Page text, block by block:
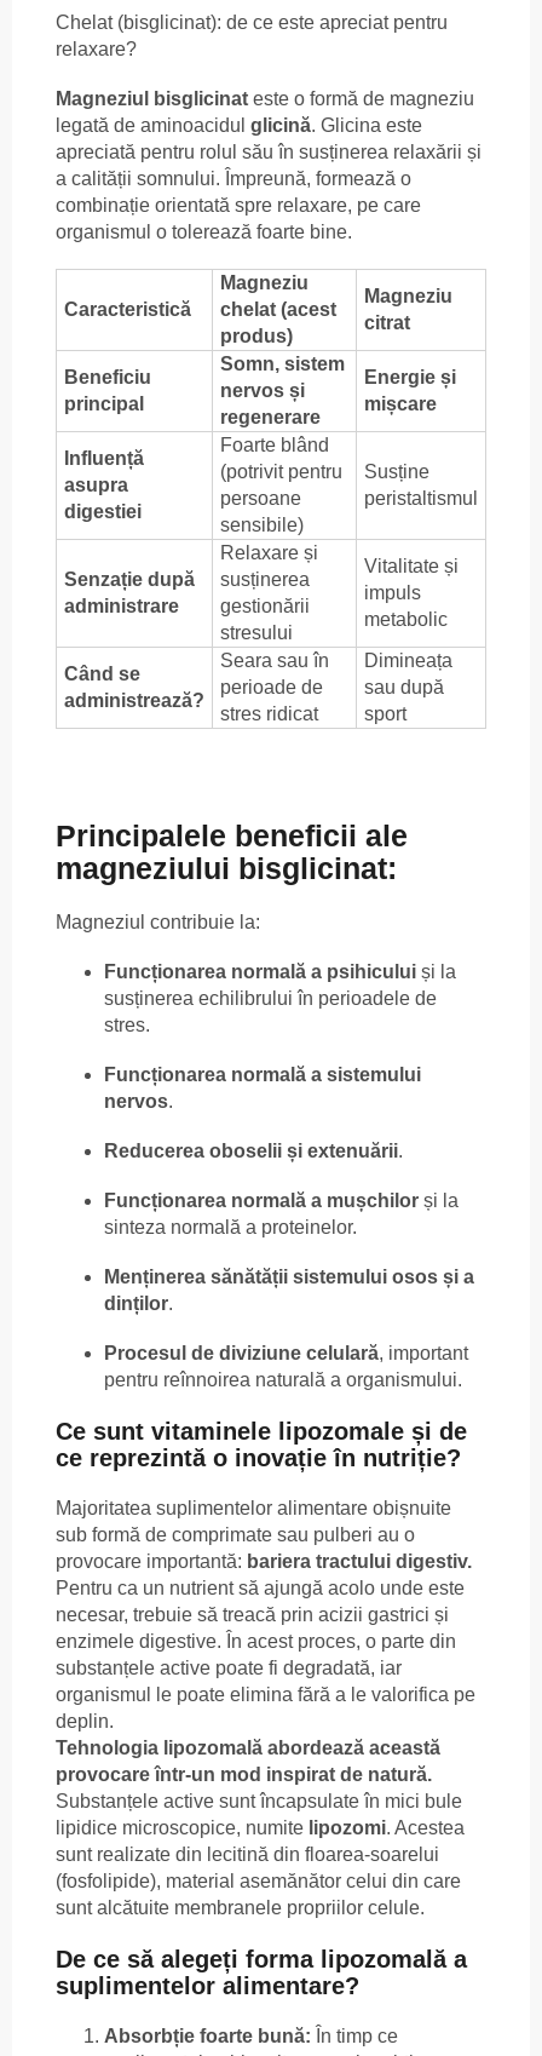
Chelat (bisglicinat): de ce este apreciat pentru
relaxare?
Magneziul bisglicinat este o formă de magneziu
legată de aminoacidul glicină. Glicina este
apreciată pentru rolul său în susținerea relaxării și
a calității somnului. Împreună, formează o
combinație orientată spre relaxare, pe care
organismul o tolerează foarte bine.
Caracteristică
Magneziu
chelat (acest
produs)
Magneziu
citrat
Beneficiu
principal
Somn, sistem
nervos și
regenerare
Energie și
mișcare
Influență
asupra
digestiei
Foarte blând
(potrivit pentru
persoane
sensibile)
Susține
peristaltismul
Senzație după
administrare
Relaxare și
susținerea
gestionării
stresului
Vitalitate și
impuls
metabolic
Când se
administrează?
Seara sau în
perioade de
stres ridicat
Dimineața
sau după
sport
Principalele beneficii ale
magneziului bisglicinat:
Magneziul contribuie la:
Funcționarea normală a psihicului și la
susținerea echilibrului în perioadele de
stres.
Funcționarea normală a sistemului
nervos.
Reducerea oboselii și extenuării.
Funcționarea normală a mușchilor și la
sinteza normală a proteinelor.
Menținerea sănătății sistemului osos și a
dinților.
Procesul de diviziune celulară, important
pentru reînnoirea naturală a organismului.
Ce sunt vitaminele lipozomale și de
ce reprezintă o inovație în nutriție?
Majoritatea suplimentelor alimentare obișnuite
sub formă de comprimate sau pulberi au o
provocare importantă: bariera tractului digestiv.
Pentru ca un nutrient să ajungă acolo unde este
necesar, trebuie să treacă prin acizii gastrici și
enzimele digestive. În acest proces, o parte din
substanțele active poate fi degradată, iar
organismul le poate elimina fără a le valorifica pe
deplin.
Tehnologia lipozomală abordează această
provocare într-un mod inspirat de natură.
Substanțele active sunt încapsulate în mici bule
lipidice microscopice, numite lipozomi. Acestea
sunt realizate din lecitină din floarea-soarelui
(fosfolipide), material asemănător celui din care
sunt alcătuite membranele propriilor celule.
De ce să alegeți forma lipozomală a
suplimentelor alimentare?
Absorbție foarte bună: În timp ce